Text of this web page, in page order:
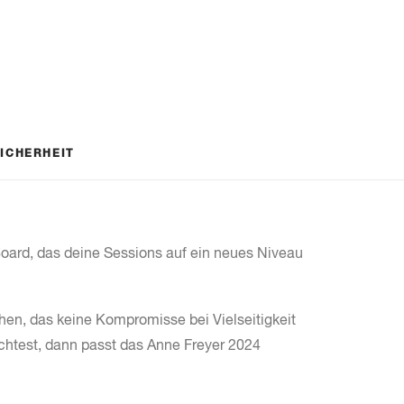
das deine Sessions auf ein neues Niveau
das keine Kompromisse bei Vielseitigkeit
dann passt das Anne Freyer 2024